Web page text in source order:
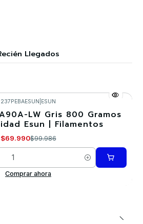
Llegados
237PEBAESUN ESUN
LW Gris 800 Gramos
Esun | Filamentos
$69.990$99.986
Comprar ahora